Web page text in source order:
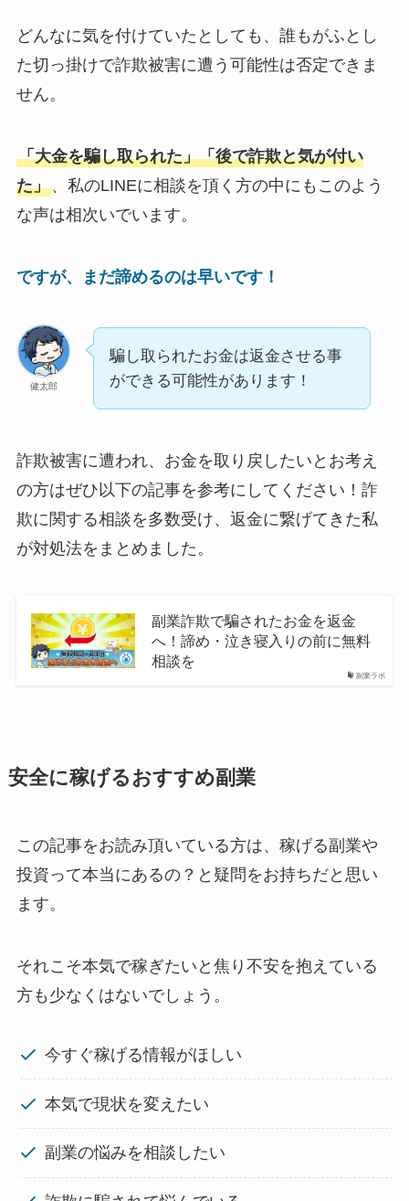
どんなに気を付けていたとしても、誰もがふとし
た切っ掛けで詐欺被害に遭う可能性は否定できま
せん。
「大金を騙し取られた」「後で詐欺と気が付い
た」、私のLINEに相談を頂く方の中にもこのよう
な声は相次いでいます。
ですが、まだ諦めるのは早いです！
健太郎
騙し取られたお金は返金させる事
ができる可能性があります！
詐欺被害に遭われ、お金を取り戻したいとお考え
の方はぜひ以下の記事を参考にしてください！詐
欺に関する相談を多数受け、返金に繋げてきた私
が対処法をまとめました。
副業ラボ
副業詐欺で騙されたお金を返金
へ！諦め・泣き寝入りの前に無料
相談を
安全に稼げるおすすめ副業
この記事をお読み頂いている方は、稼げる副業や
投資って本当にあるの？と疑問をお持ちだと思い
ます。
それこそ本気で稼ぎたいと焦り不安を抱えている
方も少なくはないでしょう。
今すぐ稼げる情報がほしい
本気で現状を変えたい
副業の悩みを相談したい